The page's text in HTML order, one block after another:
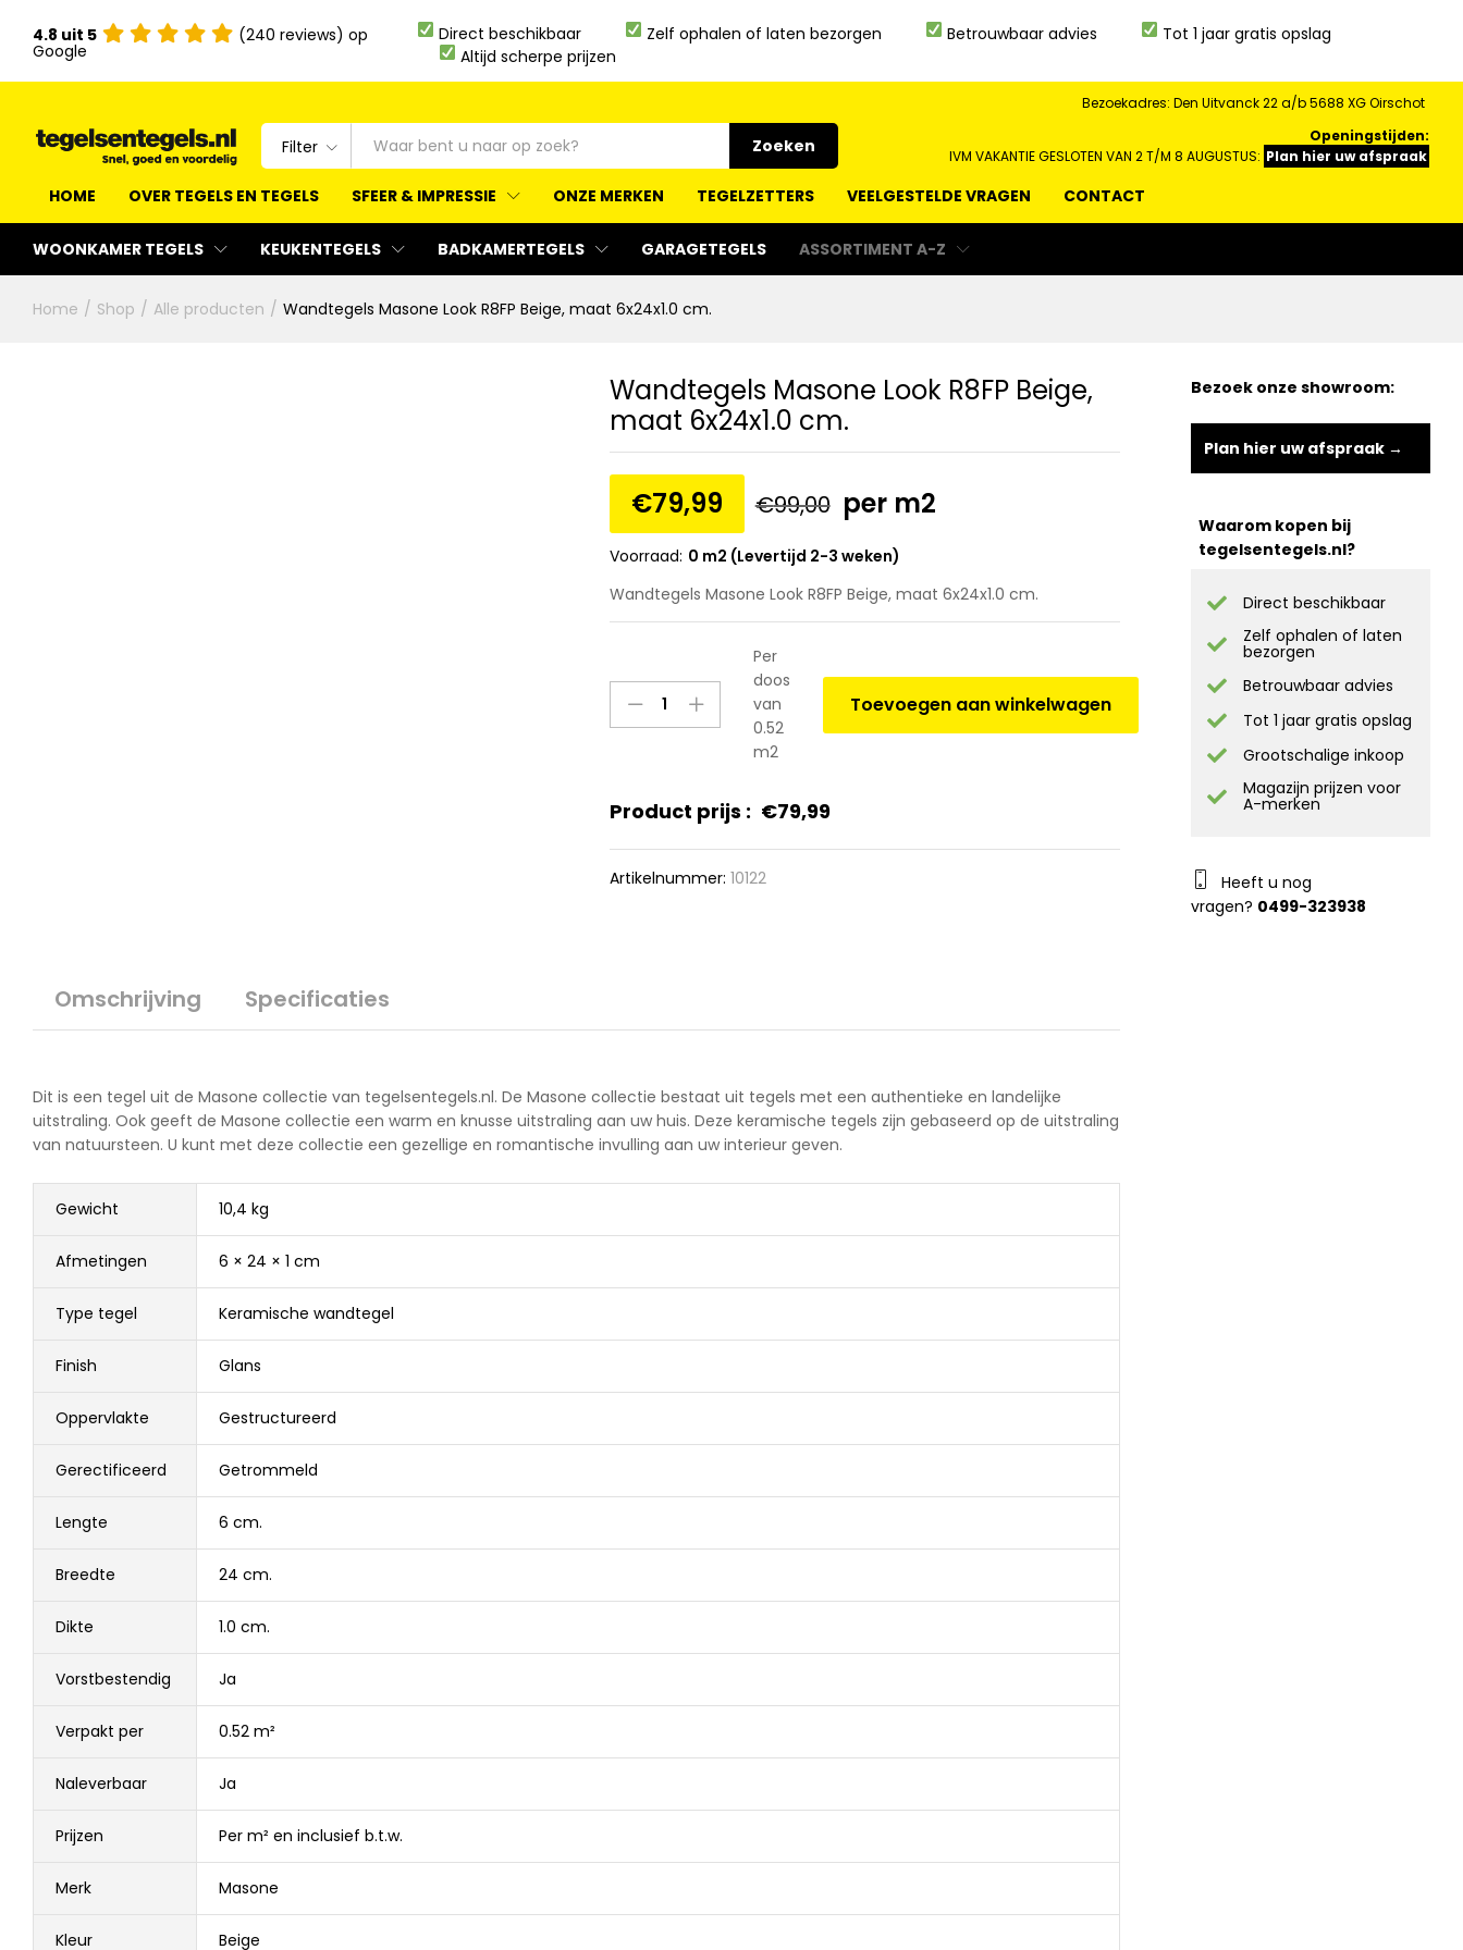
4.8 uit 5 (240 reviews) op
Google
Direct beschikbaar Zelf ophalen of laten bezorgen Betrouwbaar advies
Tot 1 jaar gratis opslag
Altijd scherpe prijzen
Bezoekadres: Den Uitvanck 22 a/b 5688 XG Oirschot
Filter Zoeken
Openingstijden:
IVM VAKANTIE GESLOTEN VAN 2 T/M 8 AUGUSTUS: Plan hier uw afspraak
HOME OVER TEGELS EN TEGELS SFEER & IMPRESSIE ONZE MERKEN TEGELZETTERS VEELGESTELDE VRAGEN CONTACT
WOONKAMER TEGELS KEUKENTEGELS BADKAMERTEGELS GARAGETEGELS ASSORTIMENT A-Z
Home / Shop / Alle producten / Wandtegels Masone Look R8FP Beige, maat 6x24x1.0 cm.
Wandtegels Masone Look R8FP Beige,
maat 6x24x1.0 cm.
€79,99 €99,00 per m2
Voorraad: 0 m2 (Levertijd 2-3 weken)
Wandtegels Masone Look R8FP Beige, maat 6x24x1.0 cm.
Wandtegels
Masone
maat
quantity
Per
doos
van
0.52
m2
Toevoegen aan winkelwagen
Product prijs : €79,99
Artikelnummer: 10122
Omschrijving Specificaties
Dit is een tegel uit de Masone collectie van tegelsentegels.nl. De Masone collectie bestaat uit tegels met een authentieke en landelijke
uitstraling. Ook geeft de Masone collectie een warm en knusse uitstraling aan uw huis. Deze keramische tegels zijn gebaseerd op de uitstraling
van natuursteen. U kunt met deze collectie een gezellige en romantische invulling aan uw interieur geven.
Gewicht 10,4 kg
Afmetingen 6 × 24 × 1 cm
Type tegel Keramische wandtegel
Finish Glans
Oppervlakte Gestructureerd
Gerectificeerd Getrommeld
Lengte 6 cm.
Breedte 24 cm.
Dikte 1.0 cm.
Vorstbestendig Ja
Verpakt per 0.52 m²
Naleverbaar Ja
Prijzen Per m² en inclusief b.t.w.
Merk Masone
Kleur Beige
Bezoek onze showroom:
Plan hier uw afspraak →
Waarom kopen bij
tegelsentegels.nl?
Direct beschikbaar
Zelf ophalen of laten
bezorgen
Betrouwbaar advies
Tot 1 jaar gratis opslag
Grootschalige inkoop
Magazijn prijzen voor
A-merken
Heeft u nog
vragen? 0499-323938